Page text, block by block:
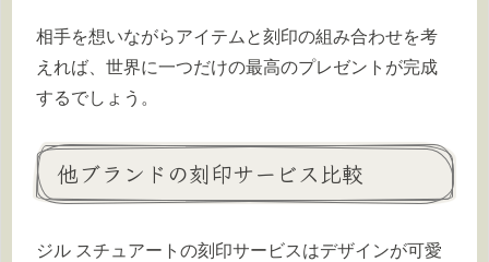
相手を想いながらアイテムと刻印の組み合わせを考
えれば、世界に一つだけの最高のプレゼントが完成
するでしょう。
他ブランドの刻印サービス比較
ジル スチュアートの刻印サービスはデザインが可愛